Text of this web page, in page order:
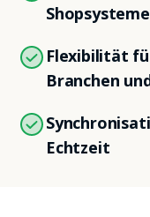
Flexibilität
Branchen
Echtzeit